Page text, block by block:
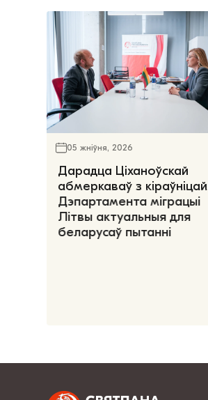
05 жніўня, 2026
Дарадца Ціханоўскай
абмеркаваў з кіраўніцай
Дэпартамента міграцыі
Літвы актуальныя для
беларусаў пытанні